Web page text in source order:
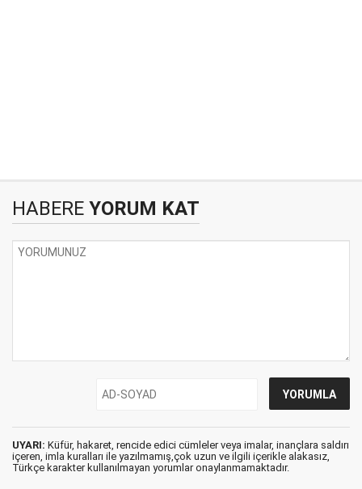
HABERE YORUM KAT
UYARI: Küfür, hakaret, rencide edici cümleler veya imalar, inançlara saldırı
içeren, imla kuralları ile yazılmamış,çok uzun ve ilgili içerikle alakasız,
Türkçe karakter kullanılmayan yorumlar onaylanmamaktadır.